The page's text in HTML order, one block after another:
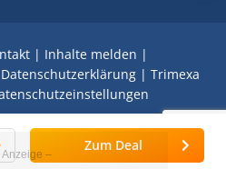
Zum Deal
| Inhalte melden |
Datenschutzerklärung | Trimexa
Blog mit Doktortitel -